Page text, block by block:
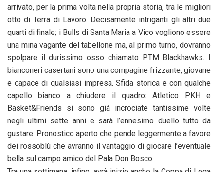
arrivato, per la prima volta nella propria storia, tra le migliori
otto di Terra di Lavoro. Decisamente intriganti gli altri due
quarti di finale; i Bulls di Santa Maria a Vico vogliono essere
una mina vagante del tabellone ma, al primo turno, dovranno
spolpare il durissimo osso chiamato PTM Blackhawks. I
bianconeri casertani sono una compagine frizzante, giovane
e capace di qualsiasi impresa. Sfida storica e con qualche
capello bianco a chiudere il quadro: Atletico PKH e
Basket&Friends si sono già incrociate tantissime volte
negli ultimi sette anni e sarà l’ennesimo duello tutto da
gustare. Pronostico aperto che pende leggermente a favore
dei rossoblù che avranno il vantaggio di giocare l’eventuale
bella sul campo amico del Pala Don Bosco.